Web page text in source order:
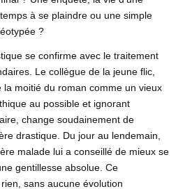
à se plaindre ou une simple
?
se confirme avec le traitement
Le collègue de la jeune flic,
la moitié du roman comme un vieux
au possible et ignorant
change soudainement de
drastique. Du jour au lendemain,
malade lui a conseillé de mieux se
gentillesse absolue. Ce
sans aucune évolution